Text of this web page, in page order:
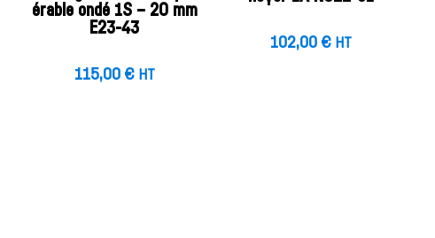
érable ondé 1S – 20 mm
E23-43
115,00 € HT
102,00 € HT